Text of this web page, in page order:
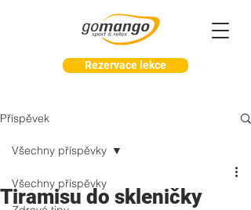
Rezervace lekce
Příspěvek
Všechny příspěvky
Všechny příspěvky
Tiramisu do skleničky